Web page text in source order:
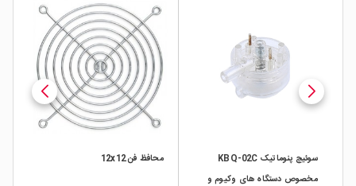
سوئیچ پنوماتیک KBQ-02C
مخصوص دستگاه های وکیوم و
محافظ فن 12x12